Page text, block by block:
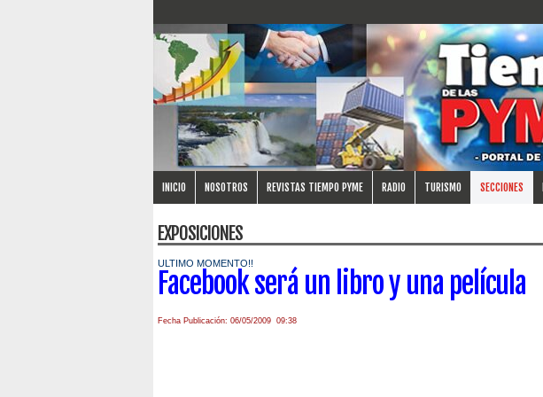
INICIO NOSOTROS REVISTAS TIEMPO PYME RADIO TURISMO SECCIONES
EXPOSICIONES
ULTIMO MOMENTO!!
Facebook será un libro y una película
Fecha Publicación: 06/05/2009 09:38